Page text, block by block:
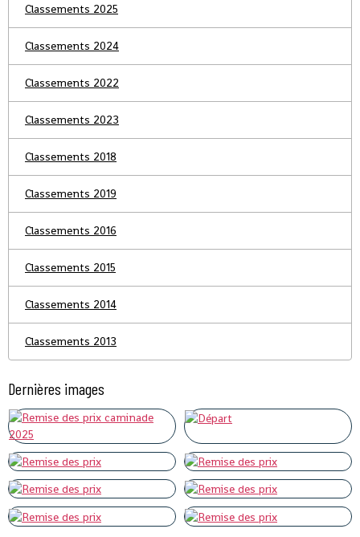
Classements 2025
Classements 2024
Classements 2022
Classements 2023
Classements 2018
Classements 2019
Classements 2016
Classements 2015
Classements 2014
Classements 2013
Dernières images